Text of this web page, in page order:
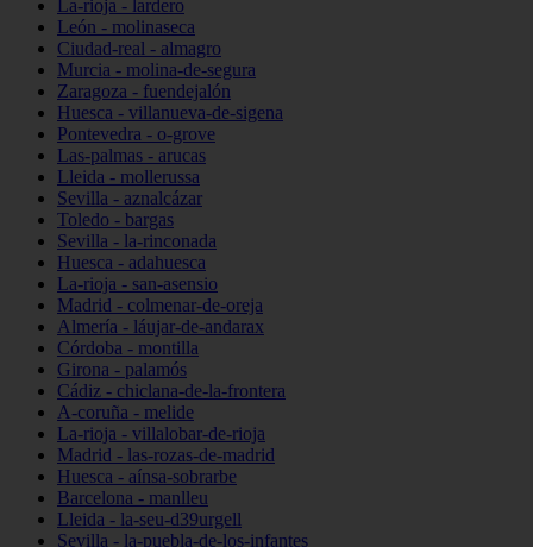
La-rioja - lardero
León - molinaseca
Ciudad-real - almagro
Murcia - molina-de-segura
Zaragoza - fuendejalón
Huesca - villanueva-de-sigena
Pontevedra - o-grove
Las-palmas - arucas
Lleida - mollerussa
Sevilla - aznalcázar
Toledo - bargas
Sevilla - la-rinconada
Huesca - adahuesca
La-rioja - san-asensio
Madrid - colmenar-de-oreja
Almería - láujar-de-andarax
Córdoba - montilla
Girona - palamós
Cádiz - chiclana-de-la-frontera
A-coruña - melide
La-rioja - villalobar-de-rioja
Madrid - las-rozas-de-madrid
Huesca - aínsa-sobrarbe
Barcelona - manlleu
Lleida - la-seu-d39urgell
Sevilla - la-puebla-de-los-infantes